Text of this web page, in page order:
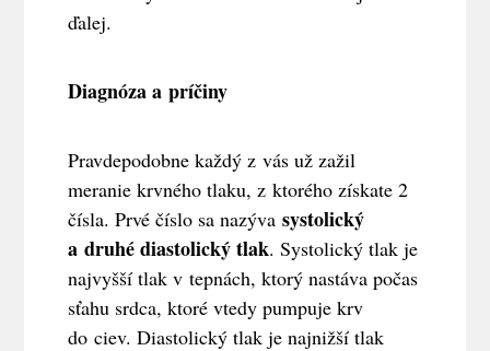
ďalej.
Diagnóza a príčiny
Pravdepodobne každý z vás už zažil
meranie krvného tlaku, z ktorého získate 2
čísla. Prvé číslo sa nazývasystolický
a druhé diastolický tlak. Systolický tlak je
najvyšší tlak v tepnách, ktorý nastáva počas
sťahu srdca, ktoré vtedy pumpuje krv
do ciev. Diastolický tlak je najnižší tlak